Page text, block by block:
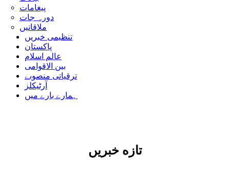
پیغامات
دورہ جات
ملاقاتیں
تنظیمی خبریں
پاکستان
عالم اسلام
بین الاقوامی
ترقیاتی منصوبے
آرٹیکلز
ہمارے بارے میں
تازه خبریں